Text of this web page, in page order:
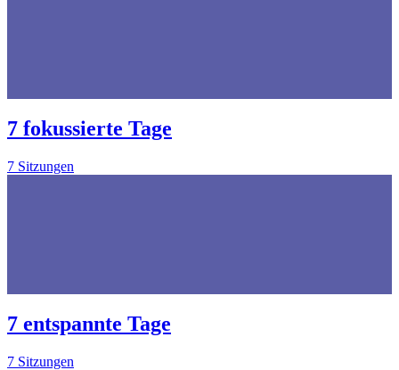
7 fokussierte Tage
7 Sitzungen
7 entspannte Tage
7 Sitzungen